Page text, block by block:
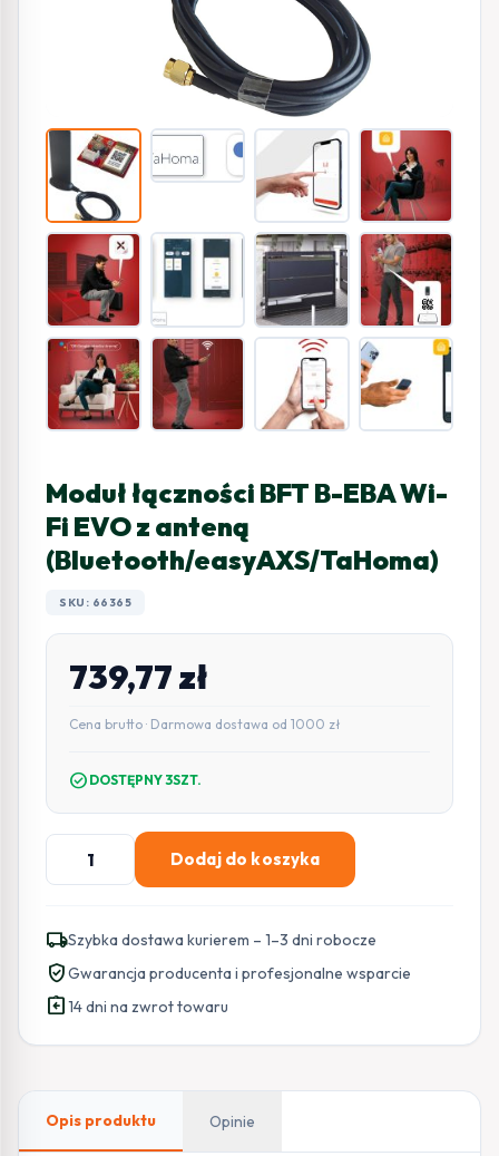
Moduł łączności BFT B-EBA Wi-
Fi EVO z anteną
(Bluetooth/easyAXS/TaHoma)
SKU: 66365
739,77zł
Cena brutto · Darmowa dostawa od 1000 zł
check_circle DOSTĘPNY 3SZT.
ilość
Moduł
BFT
B-
EBA
Wi-
anteną
Dodaj do koszyka
local_shippingSzybka dostawa kurierem – 1–3 dni robocze
verified_userGwarancja producenta i profesjonalne wsparcie
assignment_return14 dni na zwrot towaru
Opis produktu Opinie